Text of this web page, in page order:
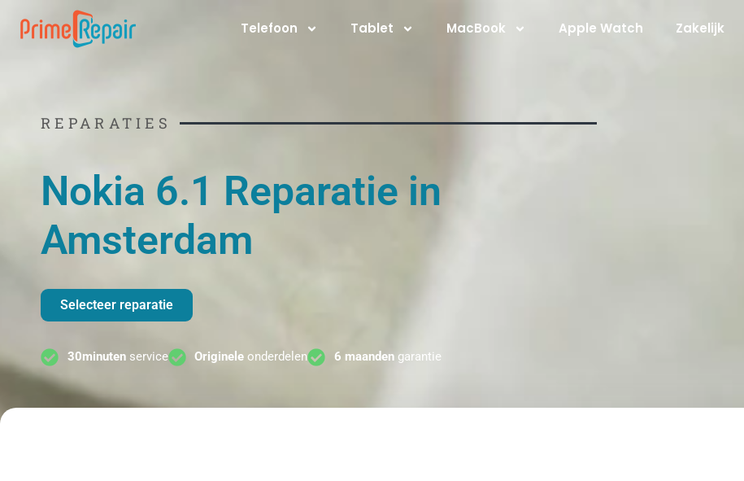
naar
Telefoon Tablet MacBook Apple Watch Zakelijk
REPARATIES
Nokia 6.1 Reparatie in
Amsterdam
Selecteer reparatie
30minutenservice Originele onderdelen 6 maandengarantie